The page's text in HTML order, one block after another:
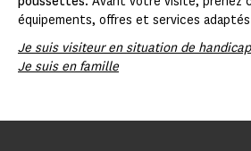
équipements, offres et services
Je suis visiteur en situation de handicap
Je suis en famille